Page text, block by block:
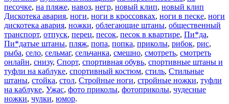
песочке, на пляже, навоз, негр, новый клип, новый клип
Дискотека авария, ноги, ноги в кроссовках, ноги в песке, ноги
дискотека авария, ножки, облегающие штаны, общественный
транспорт, отпуск, перец, песок, песок в квартире, Пи*да,
Пи*датые штаны, пляж, попа, попка, приколы, рибок, рис,
рыба, село, сельмаг, сельчанка, смешно, смотреть, смотреть
онлайн, снизу, Спорт, спортивная обувь, спортивные штаны и
туфли на каблуке, спортивный костюм, стиль, Стильные
штаны, стойка, стол, Стройные ноги, стройные ножки, туфли
на каблуке, Ужас, фото приколы, фотоприколы, чудесные
ножки, чулки, юмор.